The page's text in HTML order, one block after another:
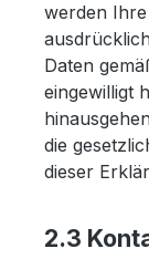
werden
Daten
eingewilligt
die
dieser
2.3